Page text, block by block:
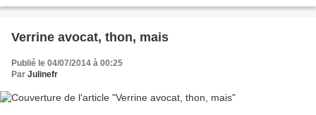
Verrine avocat, thon, mais
Publié le 04/07/2014 à 00:25
Par Julinefr